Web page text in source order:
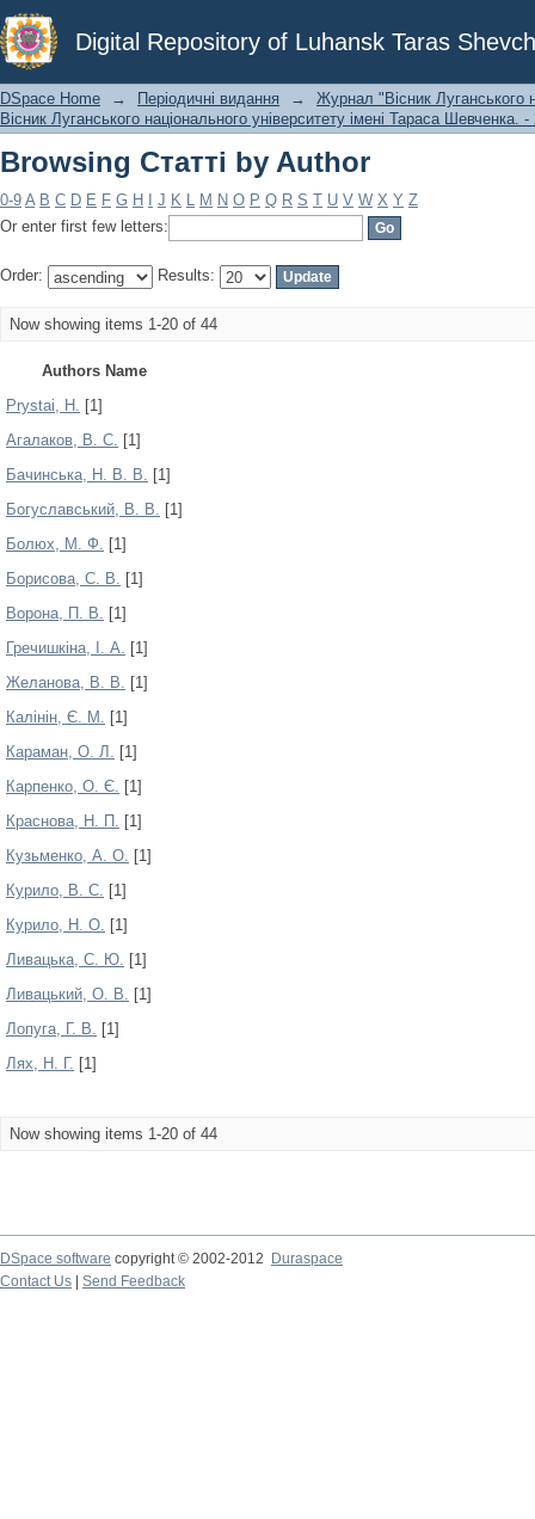
Digital Repository of Luhansk Taras
Browsing Статті by Author
DSpace Home → Періодичні видання →
Журнал "Вісник Луганського
Вісник Луганського національного університету імені Тараса
Browsing Статті by Author
0-9 A B C D E F G H J K L M N O P Q R S T U V W X Y Z
Or enter first few letters:
Order: Results:
Now showing items 1-20 of 44
Authors Name
Prystai, H. [1]
Агалаков, В. С. [1]
Бачинська, Н. В. В. [1]
Богуславський, В. В. [1]
Болюх, М. Ф. [1]
Борисова, С. В. [1]
Ворона, П. В. [1]
Гречишкіна, І. А. [1]
Желанова, В. В. [1]
Калінін, Є. М. [1]
Караман, О. Л. [1]
Карпенко, О. Є. [1]
Краснова, Н. П. [1]
Кузьменко, А. О. [1]
Курило, В. С. [1]
Курило, Н. О. [1]
Ливацька, С. Ю. [1]
Ливацький, О. В. [1]
Лопуга, Г. В. [1]
Лях, Н. Г. [1]
Now showing items 1-20 of 44
DSpace software copyright © 2002-2012
Duraspace
Contact Us
Send Feedback